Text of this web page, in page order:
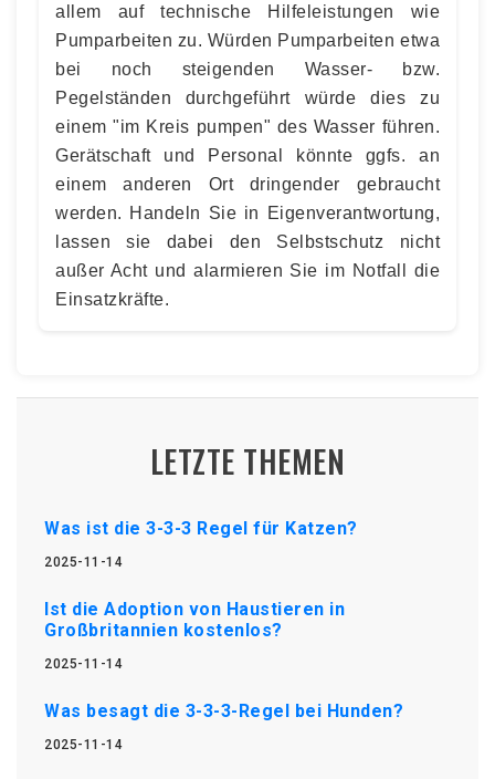
allem auf technische Hilfeleistungen wie
Pumparbeiten zu. Würden Pumparbeiten etwa
bei noch steigenden Wasser- bzw.
Pegelständen durchgeführt würde dies zu
einem "im Kreis pumpen" des Wasser führen.
Gerätschaft und Personal könnte ggfs. an
einem anderen Ort dringender gebraucht
werden. Handeln Sie in Eigenverantwortung,
lassen sie dabei den Selbstschutz nicht
außer Acht und alarmieren Sie im Notfall die
Einsatzkräfte.
LETZTE THEMEN
Was ist die 3-3-3 Regel für Katzen?
2025-11-14
Ist die Adoption von Haustieren in
Großbritannien kostenlos?
2025-11-14
Was besagt die 3-3-3-Regel bei Hunden?
2025-11-14